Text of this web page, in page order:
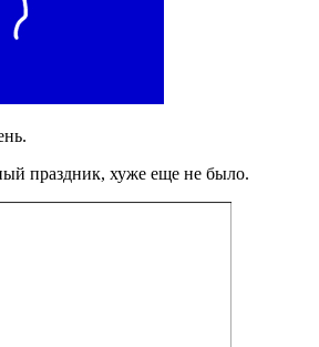
праздник, хуже еще не было.